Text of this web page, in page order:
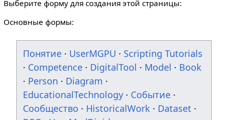
Выберите форму для создания этой страницы:
Основные формы:
Понятие · UserMGPU · Scripting Tutorials
· Competence · DigitalTool · Model · Book
· Person · Diagram ·
EducationalTechnology · Событие ·
Сообщество · HistoricalWork · Dataset ·